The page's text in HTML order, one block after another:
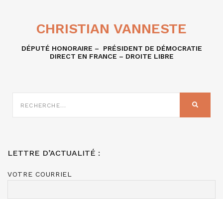
CHRISTIAN VANNESTE
DÉPUTÉ HONORAIRE – PRÉSIDENT DE DÉMOCRATIE
DIRECT EN FRANCE – DROITE LIBRE
SUR
LETTRE D’ACTUALITÉ :
VOTRE COURRIEL